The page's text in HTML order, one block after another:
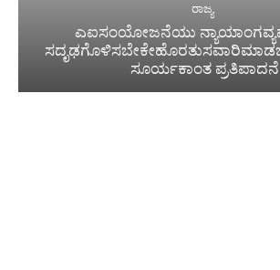
ರಾಜ್ಯ
ಎಐಸಂಯೋಜನೆಯು
ಸೂರ್ಯಕಾಂತ ಪ್ರತಿಪಾದನೆ